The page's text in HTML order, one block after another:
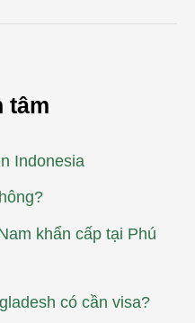
tâm
Indonesia
khẩn cấp tại Phú
có cần visa?